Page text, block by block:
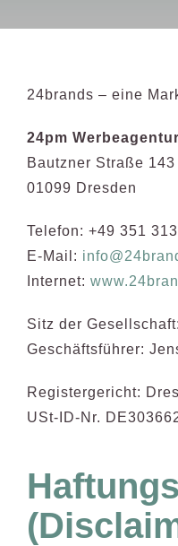
24brands – eine
24pm
Bautzner Straße 143
01099 Dresden
Telefon: +49 351
E-Mail:
Internet:
Sitz der
Geschäftsführer:
Registergericht:
USt-ID-Nr.